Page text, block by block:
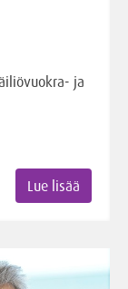
ja
Lue lisää